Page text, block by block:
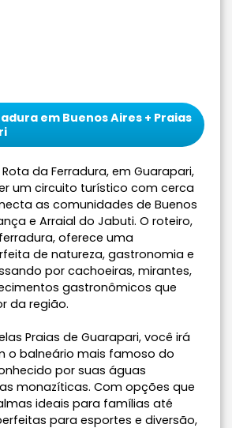
em Buenos Aires + Praias
da Ferradura, em Guarapari,
um circuito turístico com cerca
as comunidades de Buenos
e Arraial do Jabuti. O roteiro,
oferece uma
de natureza, gastronomia e
por cachoeiras, mirantes,
gastronômicos que
da região.
Praias de Guarapari, você irá
o balneário mais famoso do
por suas águas
monazíticas. Com opções que
ideais para famílias até
para esportes e diversão,